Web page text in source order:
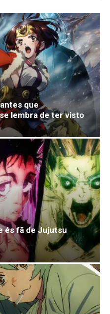
que
lembra de ter visto
és fã de Jujutsu